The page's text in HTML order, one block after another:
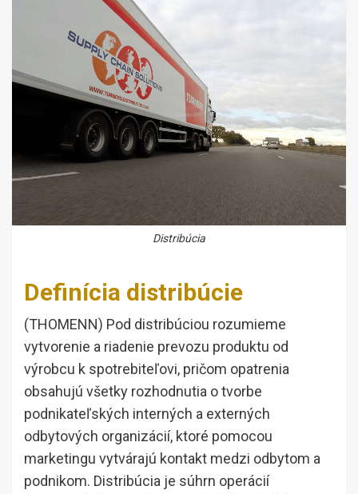
Distribúcia
Definícia distribúcie
(THOMENN) Pod distribúciou rozumieme
vytvorenie a riadenie prevozu produktu od
výrobcu k spotrebiteľovi, pričom opatrenia
obsahujú všetky rozhodnutia o tvorbe
podnikateľských interných a externých
odbytových organizácií, ktoré pomocou
marketingu vytvárajú kontakt medzi odbytom a
podnikom. Distribúcia je súhrn operácií